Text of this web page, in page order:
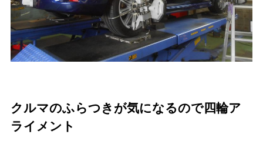
クルマのふらつきが気になるので四輪ア
ライメント